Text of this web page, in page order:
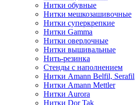
Нитки обувные
Нитки мешкозашивочные
Нитки суперкрепкие
Нитки Gamma
Нитки оверлочные
Нитки вышивальные
Нить-резинка
Стенды с наполнением
Нитки Amann Belfil, Serafil
Нитки Amann Mettler
Нитки Aurora
Нитки Dor Tak